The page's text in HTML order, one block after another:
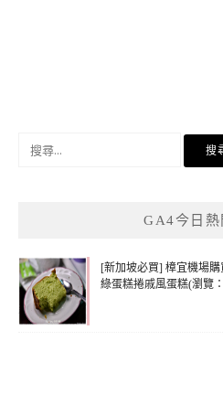
GA4今日熱
[新加坡必買] 樟宜機場
綠蛋糕捲戚風蛋糕(瀏覽